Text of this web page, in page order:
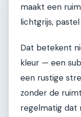
maakt een
lichtgrijs,
Dat betekent
kleur — een
een rustige
zonder de
regelmatig dat